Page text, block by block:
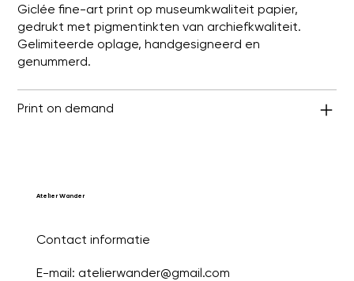
Giclée fine-art print op museumkwaliteit papier,
gedrukt met pigmentinkten van archiefkwaliteit.
Gelimiteerde oplage, handgesigneerd en
genummerd.
Print on demand
Atelier Wander
Contact informatie
E-mail: atelierwander@gmail.com